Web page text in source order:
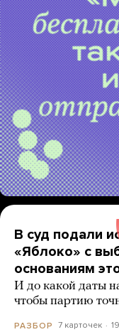
В суд подали
«Яблоко» с
основаниям
И до какой даты
чтобы партию
РАЗБОР 7 карточек